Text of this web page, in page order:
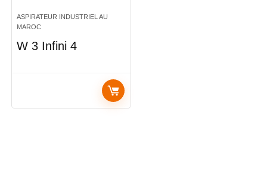
ASPIRATEUR INDUSTRIEL AU
MAROC
W 3 Infini 4